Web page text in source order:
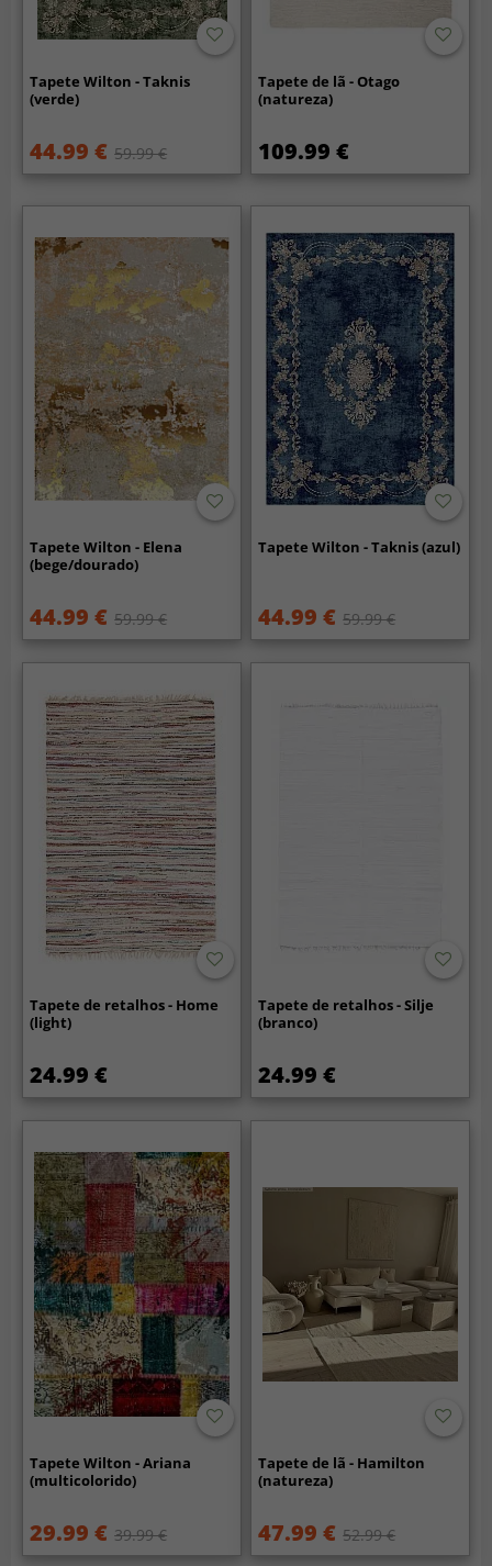
Tapete Wilton - Taknis
(verde)
44.99 € 59.99 €
Tapete de lã - Otago
(natureza)
109.99 €
Tapete Wilton - Elena
(bege/dourado)
44.99 € 59.99 €
Tapete Wilton - Taknis (azul)
44.99 € 59.99 €
Tapete de retalhos - Home
(light)
24.99 €
Tapete de retalhos - Silje
(branco)
24.99 €
Tapete Wilton - Ariana
(multicolorido)
29.99 € 39.99 €
Tapete de lã - Hamilton
(natureza)
47.99 € 52.99 €